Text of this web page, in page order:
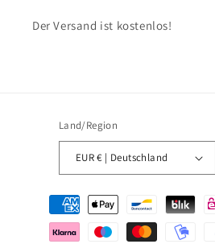
Der Versand ist kostenlos!
Land/Region
EUR € | Deutschland
Zahlungsmethoden